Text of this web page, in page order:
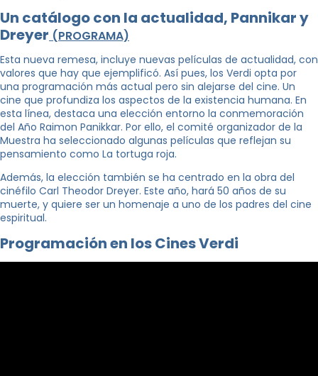
Un catálogo con la actualidad, Pannikar y
Dreyer (PROGRAMA)
Esta nueva remesa, incluye nuevas películas de actualidad, con
valores que hay que ejemplificó. Así pues, los Verdi opta por
una programación más actual pero sin alejarse del cine. Un
cine que profundiza los aspectos de la existencia humana. En
esta línea, destaca una elección entorno la conmemoración
del Año Raimon Panikkar. Por ello, el comité organizador de la
Muestra ha seleccionado algunas películas que reflejan su
pensamiento como La tortuga roja.
Además, la elección también se ha centrado en la obra del
cinéfilo Carl Theodor Dreyer. Este año, hará 50 años de su
muerte, y quiere ser un homenaje a uno de los padres del cine
espiritual.
Programación en los Cines Verdi